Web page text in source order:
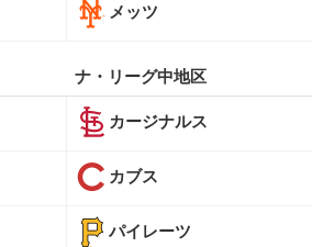
メッツ
ナ・リーグ中地区
カージナルス
カブス
パイレーツ